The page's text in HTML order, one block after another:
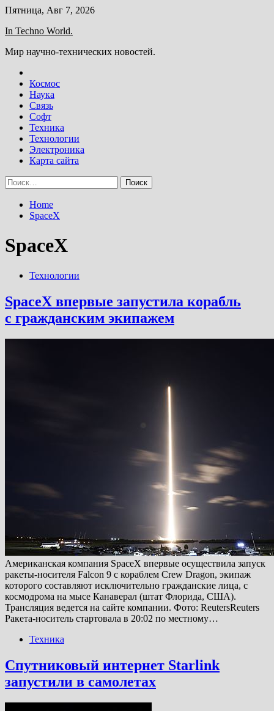
Skip
content
Пятница, Авг 7, 2026
In Techno World.
Мир научно-технических новостей.
Космос
Наука
Связь
Софт
Техника
Технологии
Электроника
Карта сайта
Найти:
Home
SpaceX
SpaceX
Технологии
SpaceX впервые запустила корабль
с гражданским экипажем
Американская компания SpaceX впервые осуществила запуск
ракеты-носителя Falcon 9 с кораблем Crew Dragon, экипаж
которого составляют исключительно гражданские лица, с
космодрома на мысе Канаверал (штат Флорида, США).
Трансляция ведется на сайте компании. Фото: ReutersReuters
Ракета-носитель стартовала в 20:02 по местному…
Техника
Спутниковый интернет Starlink
запустили в самолетах